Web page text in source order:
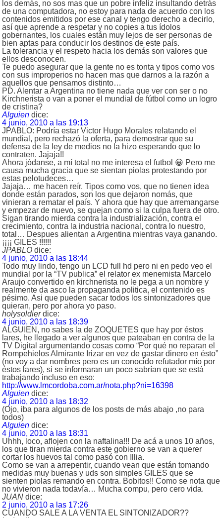
los demás, no sos mas que un pobre infeliz insultando detrás
de una computadora, no estoy para nada de acuerdo con los
contenidos emitidos por ese canal y tengo derecho a decirlo,
así que aprende a respetar y no copies a tus ídolos
gobernantes, los cuales están muy lejos de ser personas de
bien aptas para conducir los destinos de este país.
La tolerancia y el respeto hacia los demás son valores que
ellos desconocen.
Te puedo asegurar que la gente no es tonta y tipos como vos
con sus improperios no hacen mas que darnos a la razón a
aquellos que pensamos distinto…
PD. Alentar a Argentina no tiene nada que ver con ser o no
Kirchnerista o van a poner el mundial de fútbol como un logro
de cristina?
Alguien dice:
4 junio, 2010 a las 19:13
JPABLO: Podría estar Victor Hugo Morales relatando el
mundial, pero rechazó la oferta, para demostrar que su
defensa de la ley de medios no la hizo esperando que lo
contraten. Jajaja!!
Ahora jódanse, a mí total no me interesa el futbol 😀 Pero me
causa mucha gracia que se sientan piolas protestando por
estas pelotudeces…
Jajaja… me hacen reír. Tipos como vos, que no tienen idea
donde están parados, son los que dejaron nomás, que
vinieran a rematar el país. Y ahora que hay que arremangarse
y empezar de nuevo, se quejan como si la culpa fuera de otro.
Sigan tirando mierda contra la industrialización, contra el
crecimiento, contra la industria nacional, contra lo nuestro,
total… Despues alientan a Argentina mientras vaya ganando.
¡¡¡¡ GILES !!!!!!
JPABLO dice:
4 junio, 2010 a las 18:44
Todo muy lindo, tengo un LCD full hd pero ni en pedo veo el
mundial por la “TV publica” el relator ex menemista Marcelo
Araujo convertido en kirchnerista no le pega a un nombre y
realmente da asco la propaganda politica, el contenido es
pésimo. Asi que pueden sacar todos los sintonizadores que
quieran, pero por ahora yo paso.
holysoldier dice:
4 junio, 2010 a las 18:39
ALGUIEN, no sabes la de ZOQUETES que hay por éstos
lares, he llegado a ver algunos que pateaban en contra de la
TV Digital argumentando cosas como “Por qué no reparan el
Rompehielos Almirante Irizar en vez de gastar dinero en ésto”
(no voy a dar nombres pero es un conocido refutador mío por
éstos lares), si se informaran un poco sabrían que se está
trabajando incluso en eso:
http://www.lmcordoba.com.ar/nota.php?ni=16398
Alguien dice:
4 junio, 2010 a las 18:32
(Ojo, iba para algunos de los posts de más abajo ,no para
todos)
Alguien dice:
4 junio, 2010 a las 18:31
Uhhh, loco, aflojen con la naftalina!!! De acá a unos 10 años,
los que tiran mierda contra este gobierno se van a querer
cortar los huevos tal como pasó con Illia.
Como se van a arrepentir, cuando vean que están tomando
medidas muy buenas y uds son simples GILES que se
sienten piolas remando en contra. Bobitos!! Como se nota que
no vivieron nada todavía… Mucha compu, pero cero vida.
JUAN dice:
2 junio, 2010 a las 17:26
CUANDO SALE A LA VENTA EL SINTONIZADOR??